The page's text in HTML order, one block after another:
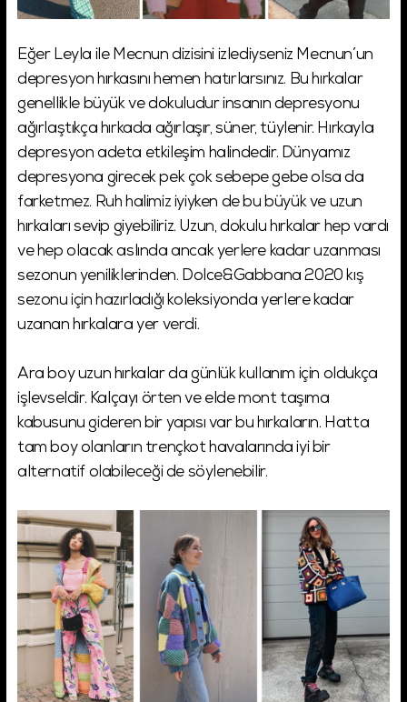
Eğer Leyla ile Mecnun dizisini izlediyseniz Mecnun’un
depresyon hırkasını hemen hatırlarsınız. Bu hırkalar
genellikle büyük ve dokuludur insanın depresyonu
ağırlaştıkça hırkada ağırlaşır, süner, tüylenir. Hırkayla
depresyon adeta etkileşim halindedir. Dünyamız
depresyona girecek pek çok sebepe gebe olsa da
farketmez. Ruh halimiz iyiyken de bu büyük ve uzun
hırkaları sevip giyebiliriz. Uzun, dokulu hırkalar hep vardı
ve hep olacak aslında ancak yerlere kadar uzanması
sezonun yeniliklerinden. Dolce&Gabbana 2020 kış
sezonu için hazırladığı koleksiyonda yerlere kadar
uzanan hırkalara yer verdi.
Ara boy uzun hırkalar da günlük kullanım için oldukça
işlevseldir. Kalçayı örten ve elde mont taşıma
kabusunu gideren bir yapısı var bu hırkaların. Hatta
tam boy olanların trençkot havalarında iyi bir
alternatif olabileceği de söylenebilir.